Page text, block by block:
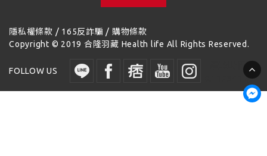
隱私權條款 / 165反詐騙 / 購物條款
Copyright © 2019 合隆羽藏 Health life All Rights Reserved.
FOLLOW US
讀取時間：
0.112341 秒